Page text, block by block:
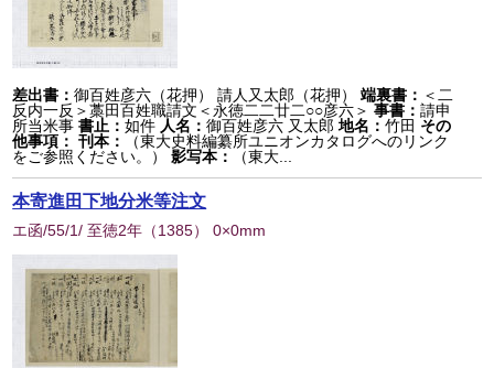
差出書：御百姓彦六（花押） 請人又太郎（花押） 端裏書： ＜二
反内一反＞藁田百姓職請文＜永徳二二廿二○○彦六＞ 事書：請申
所当米事書止：如件 人名：御百姓彦六 又太郎 地名：竹田 その
他事項： 刊本：
（東大史料編纂所ユニオンカタログへのリンク
をご参照ください。）
影写本： （東大...
本寄進田下地分米等注文
エ函/55/1/ 至徳2年 （1385） 0×0mm